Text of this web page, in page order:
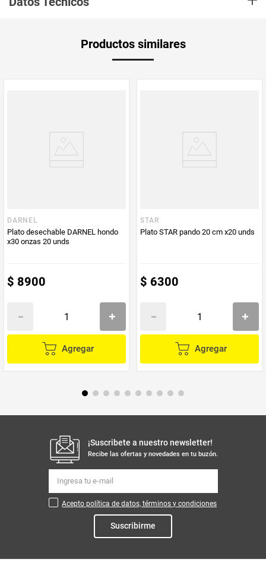
Producto (kg)
Productos similares
DARNEL
Plato desechable DARNEL hondo
x30 onzas 20 unds
$ 8900
Agregar
STAR
Plato STAR pando 20 cm x20 unds
$ 6300
Agregar
¡Suscribete a nuestro newsletter!
Recibe las ofertas y novedades en tu buzón.
Acepto política de datos, términos y condiciones
Suscribirme